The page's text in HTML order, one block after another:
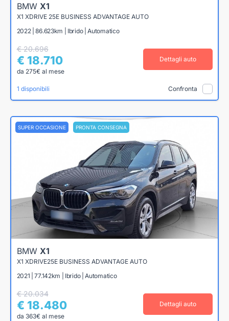
BMW X1
X1 XDRIVE 25E BUSINESS ADVANTAGE AUTO
2022 | 86.623km | Ibrido | Automatico
€ 20.696
€ 18.710
da 275€ al mese
Dettagli auto
1 disponibili Confronta
SUPER OCCASIONE PRONTA CONSEGNA
BMW X1
X1 XDRIVE25E BUSINESS ADVANTAGE AUTO
2021 | 77.142km | Ibrido | Automatico
€ 20.034
€ 18.480
da 363€ al mese
Dettagli auto